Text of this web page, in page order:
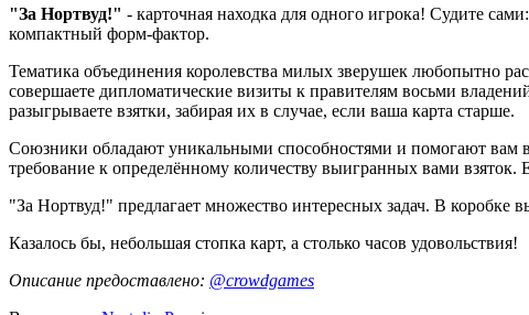
"За Нортвуд!" - карточная находка для одного игрока! Судите
компактный форм-фактор.
Тематика объединения королевства милых зверушек любопытно
совершаете дипломатические визиты к правителям восьми
разыгрываете взятки, забирая их в случае, если ваша карта старше.
Союзники обладают уникальными способностями и помогают вам в
требование к определённому количеству выигранных вами
"За Нортвуд!" предлагает множество интересных задач. В коробке
Казалось бы, небольшая стопка карт, а столько часов удовольствия!
Описание предоставлено: @crowdgames